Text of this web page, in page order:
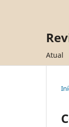
Atual